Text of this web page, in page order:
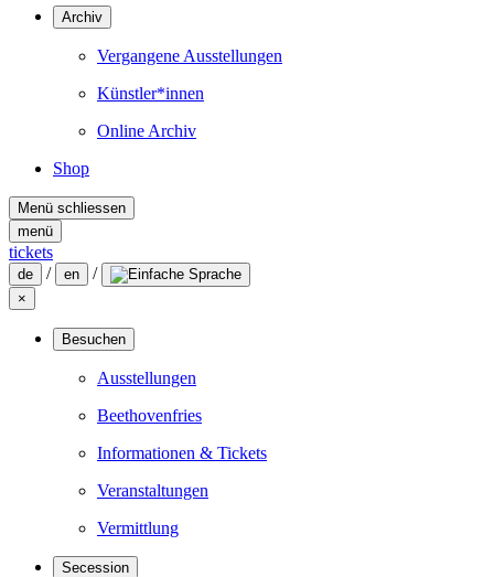
Archiv
Vergangene Ausstellungen
Künstler*innen
Online Archiv
Shop
Menü schliessen
menü
tickets
de / en /
×
Besuchen
Ausstellungen
Beethovenfries
Informationen & Tickets
Veranstaltungen
Vermittlung
Secession